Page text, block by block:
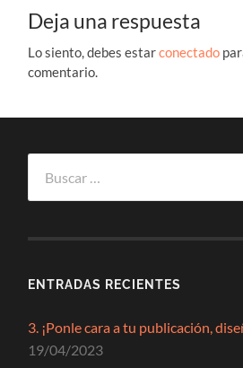
Deja una respuesta
Lo siento, debes estarconectado
comentario.
ENTRADAS RECIENTES
3. ¡Ponle cara a tu publicación,
19/04/2023